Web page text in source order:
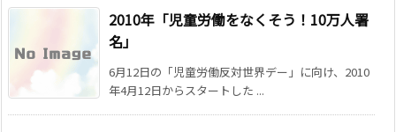
2010年「児童労働をなくそう！10万人署
名」
6月12日の「児童労働反対世界デー」に向け、2010
年4月12日からスタートした ...